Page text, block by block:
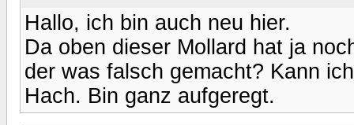
Hallo, ich bin auch neu hier.
Da oben dieser Mollard hat ja
der was falsch gemacht? Kann
Hach. Bin ganz aufgeregt.